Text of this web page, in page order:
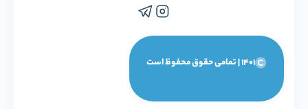
1401 | تمامی حقوق محفوظ است